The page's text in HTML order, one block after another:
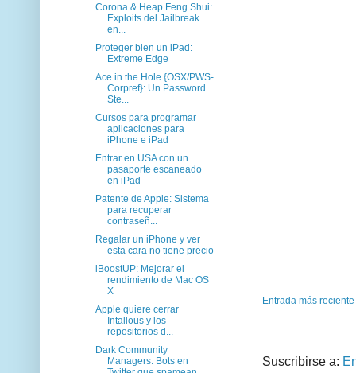
Entrada más reciente
Suscribirse a:
Corona & Heap Feng Shui:
Exploits del Jailbreak
en...
Proteger bien un iPad:
Extreme Edge
Ace in the Hole {OSX/PWS-
Corpref}: Un Password
Ste...
Cursos para programar
aplicaciones para
iPhone e iPad
Entrar en USA con un
pasaporte escaneado
en iPad
Patente de Apple: Sistema
para recuperar
contraseñ...
Regalar un iPhone y ver
esta cara no tiene precio
iBoostUP: Mejorar el
rendimiento de Mac OS
X
Apple quiere cerrar
Intallous y los
repositorios d...
Dark Community
Managers: Bots en